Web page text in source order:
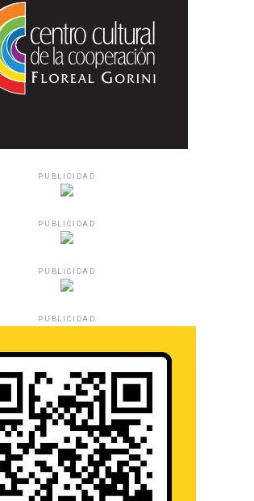
PUBLICIDAD
PUBLICIDAD
PUBLICIDAD
PUBLICIDAD